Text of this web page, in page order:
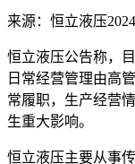
来源：恒立液压2024
恒立液压公告称，
日常经营管理由高
常履职，生产经营
生重大影响。
恒立液压主要从事